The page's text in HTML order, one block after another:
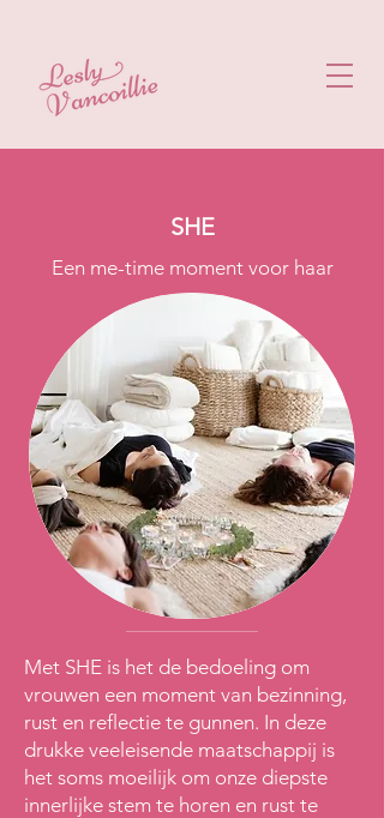
SHE
Een me-time moment voor haar
Met SHE is het de bedoeling om
vrouwen een moment van bezinning,
rust en reflectie te gunnen. In deze
drukke veeleisende maatschappij is
het soms moeilijk om onze diepste
innerlijke stem te horen en rust te